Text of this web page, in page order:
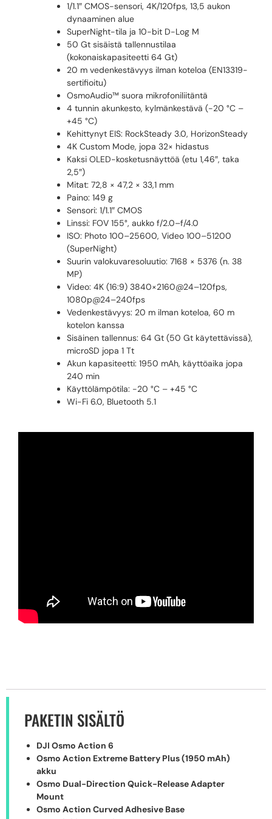
1/1.1″ CMOS-sensori, 4K/120fps, 13,5 aukon
dynaaminen alue
SuperNight-tila ja 10-bit D-Log M
50 Gt sisäistä tallennustilaa
(kokonaiskapasiteetti 64 Gt)
20 m vedenkestävyys ilman koteloa (EN13319-
sertifioitu)
OsmoAudio™ suora mikrofoniliitäntä
4 tunnin akunkesto, kylmänkestävä (-20 °C –
+45 °C)
Kehittynyt EIS: RockSteady 3.0, HorizonSteady
4K Custom Mode, jopa 32× hidastus
Kaksi OLED-kosketusnäyttöä (etu 1,46″, taka
2,5″)
Mitat: 72,8 × 47,2 × 33,1 mm
Paino: 149 g
Sensori: 1/1.1″ CMOS
Linssi: FOV 155°, aukko f/2.0–f/4.0
ISO: Photo 100–25600, Video 100–51200
(SuperNight)
Suurin valokuvaresoluutio: 7168 × 5376 (n. 38
MP)
Video: 4K (16:9) 3840×2160@24–120fps,
1080p@24–240fps
Vedenkestävyys: 20 m ilman koteloa, 60 m
kotelon kanssa
Sisäinen tallennus: 64 Gt (50 Gt käytettävissä),
microSD jopa 1 Tt
Akun kapasiteetti: 1950 mAh, käyttöaika jopa
240 min
Käyttölämpötila: -20 °C – +45 °C
Wi-Fi 6.0, Bluetooth 5.1
PAKETIN SISÄLTÖ
DJI Osmo Action 6
Osmo Action Extreme Battery Plus (1950 mAh)
akku
Osmo Dual-Direction Quick-Release Adapter
Mount
Osmo Action Curved Adhesive Base